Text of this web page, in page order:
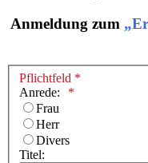
Anmeldung zum
Pflichtfeld *
Anrede:
Frau
Herr
Divers
Titel: